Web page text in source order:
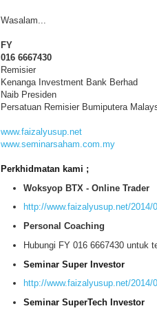
Wasalam...
FY
016 6667430
Remisier
Kenanga Investment Bank Berhad
Naib Presiden
Persatuan Remisier Bumiputera
www.faizalyusup.net
www.seminarsaham.com.my
Perkhidmatan kami ;
Woksyop BTX - Online Trader
http://www.faizalyusup.net/2014/
Personal Coaching
Hubungi FY 016 6667430 untuk
Seminar Super Investor
http://www.faizalyusup.net/2014/
Seminar SuperTech Investor